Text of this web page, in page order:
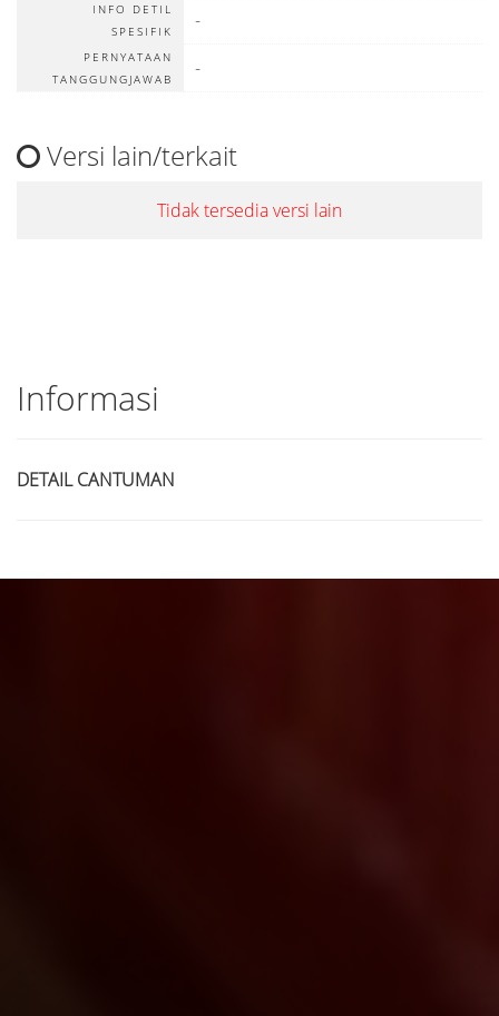
INFO DETIL
SPESIFIK
-
PERNYATAAN
TANGGUNGJAWAB
-
Versi lain/terkait
Tidak tersedia versi lain
Informasi
DETAIL CANTUMAN